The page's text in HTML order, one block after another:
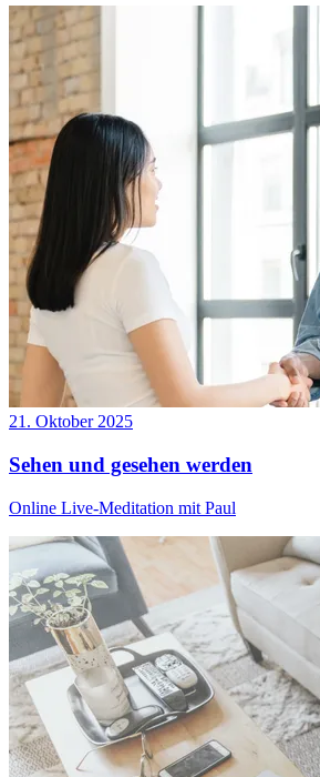
21. Oktober 2025
Sehen und gesehen werden
Online Live-Meditation mit Paul